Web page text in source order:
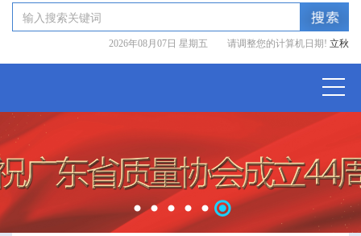
2026年08月07日 星期五 请调整您的计算机日期! 立秋